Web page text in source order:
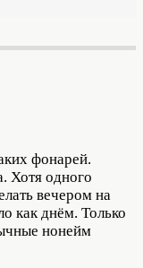
фонарей.
Хотя одного
вечером на
как днём. Только
нонейм